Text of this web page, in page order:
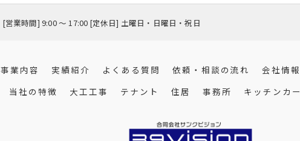
[営業時間] 9:00 〜 17:00 [定休日] 土曜日・日曜日・祝日
事業内容 実績紹介 よくある質問 依頼・相談の流れ 会社情報
当社の特徴
大工工事 テナント 住居 事務所 キッチンカー